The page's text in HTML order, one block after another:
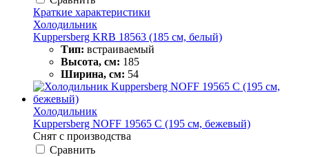
Краткие характеристики
Холодильник
Kuppersberg KRB 18563 (185 см, белый)
Тип: встраиваемый
Высота, см: 185
Ширина, см: 54
Холодильник
Kuppersberg NOFF 19565 C (195 см, бежевый)
Снят с производства
Сравнить